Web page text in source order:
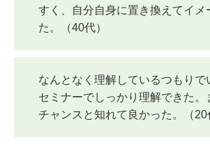
すく、自分自身に置き換えてイメ
た。（40代）
なんとなく理解しているつもりで
セミナーでしっかり理解できた。
チャンスと知れて良かった。（20